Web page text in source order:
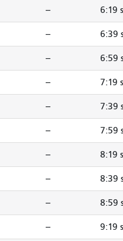
-- 6:19
-- 6:39
-- 6:59
-- 7:19
-- 7:39
-- 7:59
-- 8:19
-- 8:39
-- 8:59
-- 9:19